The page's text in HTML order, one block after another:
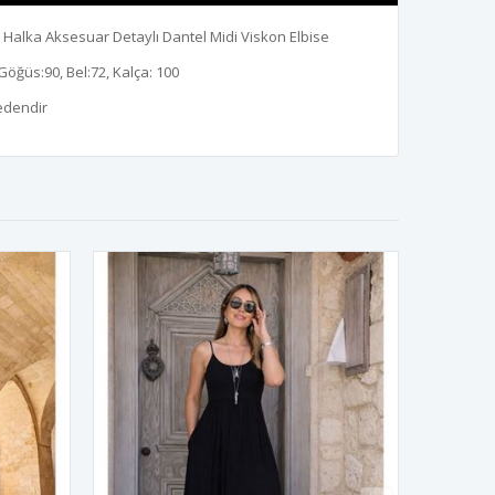
Aksesuar Detaylı Dantel Midi Viskon Elbise
Bel:72, Kalça: 100